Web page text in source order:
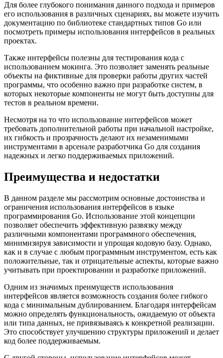
Для более глубокого понимания данного подхода и примеров
его использования в различных сценариях, вы можете изучить
документацию по библиотеке стандартных типов Go или
посмотреть примеры использования интерфейсов в реальных
проектах.
Также интерфейсы полезны для тестирования кода с
использованием мокинга. Это позволяет заменять реальные
объекты на фиктивные для проверки работы других частей
программы, что особенно важно при разработке систем, в
которых некоторые компоненты не могут быть доступны для
тестов в реальном времени.
Несмотря на то что использование интерфейсов может
требовать дополнительной работы при начальной настройке,
их гибкость и прозрачность делают их незаменимыми
инструментами в арсенале разработчика Go для создания
надежных и легко поддерживаемых приложений.
Преимущества и недостатки
В данном разделе мы рассмотрим основные достоинства и
ограничения использования интерфейсов в языке
программирования Go. Использование этой концепции
позволяет обеспечить эффективную развязку между
различными компонентами программного обеспечения,
минимизируя зависимости и упрощая кодовую базу. Однако,
как и в случае с любым программным инструментом, есть как
положительные, так и отрицательные аспекты, которые важно
учитывать при проектировании и разработке приложений.
Одним из значимых преимуществ использования
интерфейсов является возможность создания более гибкого
кода с минимальным дублированием. Благодаря интерфейсам
можно определять функциональность, ожидаемую от объекта
или типа данных, не привязываясь к конкретной реализации.
Это способствует улучшению структуры приложений и делает
код более поддерживаемым.